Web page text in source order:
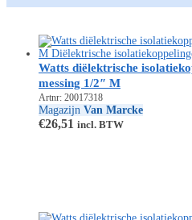
Watts diëlektrische
messing 1/2″ M
Artnr: 20017318
Magazijn Van Marcke
€26,51 incl. BTW